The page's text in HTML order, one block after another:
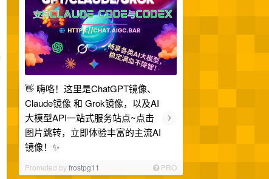
👋 嗨咯！这里是ChatGPT镜像、
Claude镜像 和 Grok镜像，以及AI
大模型API一站式服务站点~点击
图片跳转，立即体验丰富的主流AI
镜像！✨
›
Promoted byfrostpg11 PRO